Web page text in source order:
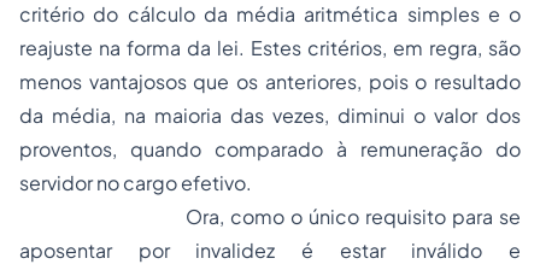
critério do cálculo da média aritmética simples e o
reajuste na forma da lei. Estes critérios, em regra, são
menos vantajosos que os anteriores, pois o resultado
da média, na maioria das vezes, diminui o valor dos
proventos, quando comparado à remuneração do
servidor no cargo efetivo.
Ora, como o único requisito para se
aposentar por invalidez é estar inválido e